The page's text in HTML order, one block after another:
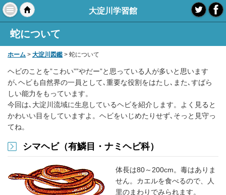
大淀川学習館
蛇について
ホーム > 大淀川図鑑 > 蛇について
ヘビのことを”こわい””やだー”と思っている人が多いと思います
が､ヘビも自然界の一員として､重要な役割をはたし､また､すばら
しい能力をもっています。
今回は､大淀川流域に生息しているヘビを紹介します。よく見ると
かわいい目をしていますよ。ヘビをいじめたりせず､そっと見守っ
てね。
シマヘビ（有鱗目・ナミヘビ科）
体長は80～200cm。毒はありま
せん。カエルを食べるので、人
里のまわりでみられます。
モバイル